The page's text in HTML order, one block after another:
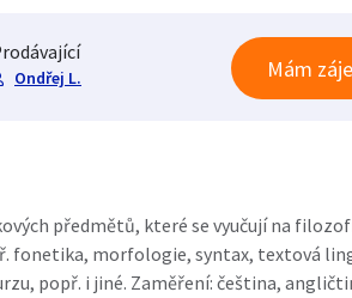
Sdílet na
Ondřej L. Mám
předmětů, které se vyučují na
fonetika, morfologie, syntax, textová
popř. i jiné. Zaměření: čeština,